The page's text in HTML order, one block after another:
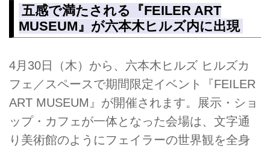
五感で満たされる『FEILER ART
MUSEUM』が六本木ヒルズ内に出現
4月30日（木）から、六本木ヒルズ ヒルズカ
フェ／スペースで期間限定イベント『FEILER
ART MUSEUM』が開催されます。展示・ショ
ップ・カフェが一体となった会場は、文字通
り美術館のようにフェイラーの世界観を全身